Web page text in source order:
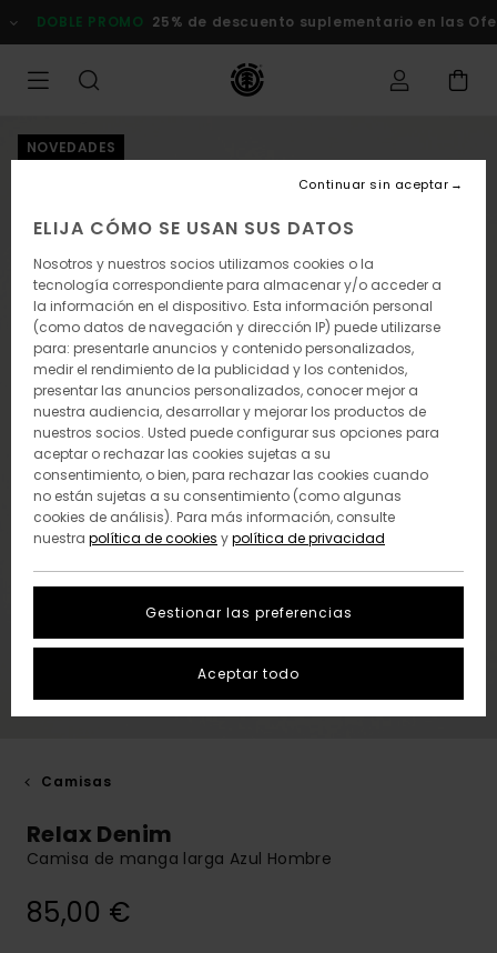
la
DOBLE PROMO 25% de descuento suplementario en las
NOVEDADES
Camisas
Relax Denim
Camisa de manga larga Azul Hombre
85,00 €
ELIJA CÓMO SE USAN SUS DATOS
Nosotros y nuestros socios utilizamos cookies o la
tecnología correspondiente para almacenar y/o acceder a
la información en el dispositivo. Esta información personal
(como datos de navegación y dirección IP) puede utilizarse
para: presentarle anuncios y contenido personalizados,
medir el rendimiento de la publicidad y los contenidos,
presentar las anuncios personalizados, conocer mejor a
nuestra audiencia, desarrollar y mejorar los productos de
nuestros socios. Usted puede configurar sus opciones para
aceptar o rechazar las cookies sujetas a su
consentimiento, o bien, para rechazar las cookies cuando
no están sujetas a su consentimiento (como algunas
cookies de análisis). Para más información, consulte
nuestra política de cookies ypolítica de privacidad
Gestionar las preferencias
Continuar sin aceptar
Aceptar todo